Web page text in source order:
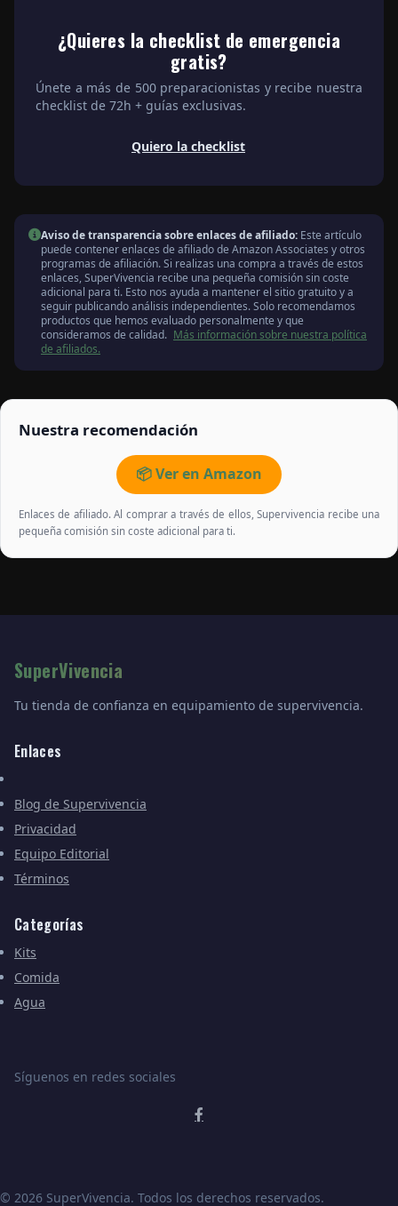
¿Quieres la checklist de emergencia
gratis?
Únete a más de 500 preparacionistas y recibe nuestra
checklist de 72h + guías exclusivas.
Quiero la checklist
Aviso de transparencia sobre enlaces de afiliado: Este artículo
puede contener enlaces de afiliado de Amazon Associates y otros
programas de afiliación. Si realizas una compra a través de estos
enlaces, SuperVivencia recibe una pequeña comisión sin coste
adicional para ti. Esto nos ayuda a mantener el sitio gratuito y a
seguir publicando análisis independientes. Solo recomendamos
productos que hemos evaluado personalmente y que
consideramos de calidad. Más información sobre nuestra política
de afiliados.
Nuestra recomendación
📦 Ver en Amazon
Enlaces de afiliado. Al comprar a través de ellos, Supervivencia recibe una
pequeña comisión sin coste adicional para ti.
SuperVivencia
Tu tienda de confianza en equipamiento de supervivencia.
Enlaces
Blog de Supervivencia
Privacidad
Equipo Editorial
Términos
Categorías
Kits
Comida
Agua
Síguenos en redes sociales
© 2026 SuperVivencia. Todos los derechos reservados.